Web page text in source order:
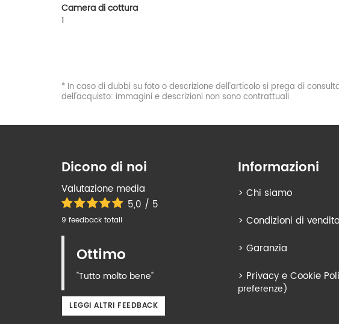
Camera di cottura
1
* In caso di dubbi su foto o descrizione dell'articolo si prega di
dell'acquisto: immagini e descrizioni non sono contrattuali
Dicono di noi
Valutazione media
5,0 / 5
9 feedback totali
Ottimo
"Tutto molto bene"
LEGGI ALTRI FEEDBACK
Informazioni
> Chi siamo
> Condizioni di vendita
> Garanzia
> Privacy e Cookie
preferenze)